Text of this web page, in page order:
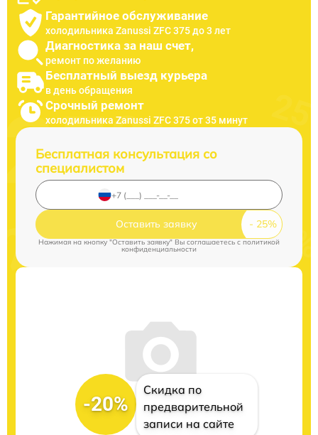
Гарантийное обслуживание
холодильника Zanussi ZFC 375 до 3 лет
Диагностика за наш счет,
ремонт по желанию
Бесплатный выезд курьера
в день обращения
Срочный ремонт
холодильника Zanussi ZFC 375 от 35 минут
Бесплатная консультация со
специалистом
Оставить заявку
Нажимая на кнопку "Оставить заявку" Вы соглашаетесь cполитикой
конфиденциальности
-20%
Скидка по
предварительной
записи на сайте